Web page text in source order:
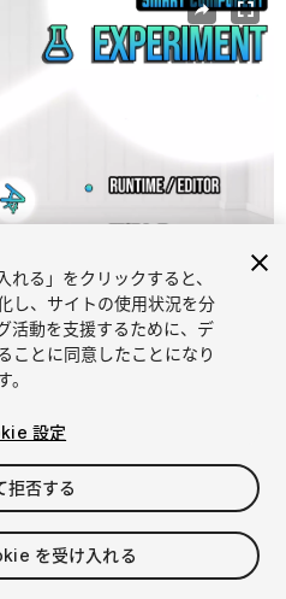
1 /4
れる」をクリックすると、
し、サイトの使用状況を分
活動を支援するために、デ
ことに同意したことになり
。
設定
拒否する
を受け入れる